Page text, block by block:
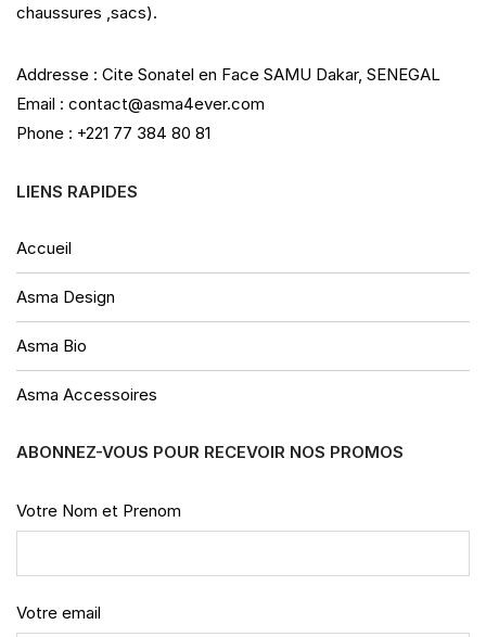
chaussures ,sacs).
Addresse : Cite Sonatel en Face SAMU Dakar, SENEGAL
Email : contact@asma4ever.com
Phone : +221 77 384 80 81
LIENS RAPIDES
Accueil
Asma Design
Asma Bio
Asma Accessoires
ABONNEZ-VOUS POUR RECEVOIR NOS PROMOS
Votre Nom et Prenom
Votre email